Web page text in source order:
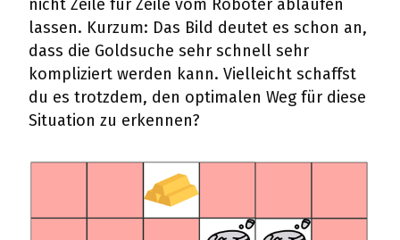
lassen. Kurzum: Das Bild deutet es schon an,
dass die Goldsuche sehr schnell sehr
kompliziert werden kann. Vielleicht schaffst
du es trotzdem, den optimalen Weg für diese
Situation zu erkennen?